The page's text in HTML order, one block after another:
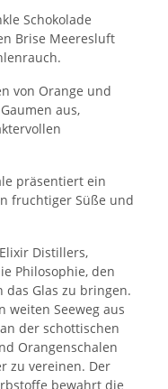
Schokolade
Brise Meeresluft
von Orange und
aus,
präsentiert ein
fruchtiger Süße und
Distillers,
Philosophie, den
das Glas zu bringen.
weiten Seeweg aus
der schottischen
Orangenschalen
zu vereinen. Der
bewahrt die